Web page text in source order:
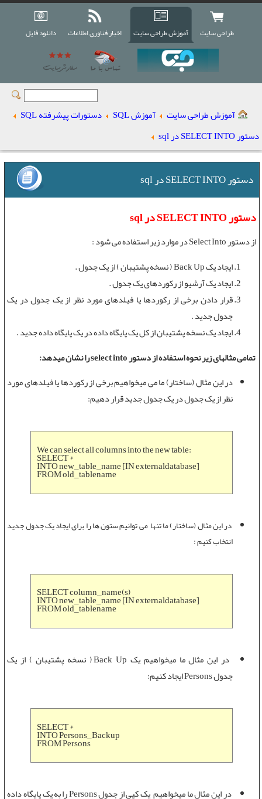
طراحی سایت آموزش طراحی سایت اخبار فناوری اطلاعات دانلود فایل
آموزش طراحی سایت آموزش SQL
دستورات پیشرفته SQL
دستور SELECT INTO در sql
دستور SELECT INTO در sql
دستور SELECT INTO در sql
ازدستور Select Into
در موارد زير استفاده می شود :
ايجاد يک Back Up ( نسخه پشتيبان ) از يک جدول .
ايجاد يک آرشيو از رکوردهای يک جدول .
قرار دادن برخی از رکوردها يا فيلدهای مورد نظر از يک جدول در يک
جدول جديد .
ايجاد يک نسخه پشتيبان از کل يک پايگاه داده در يک پايگاه داده جديد .
تمامی مثالهای زیر نحوه استفاده ازدستور select into
را نشان میدهد:
در این مثال (ساختار) ما می میخواهیم برخی از رکوردها يا فيلدهای مورد
نظر از يک جدول در يک جدول جديد قرار دهیم:
We can select all columns into the new table:
SELECT *
INTO new_table_name [IN externaldatabase]
FROM old_tablename
در این مثال (ساختار) ما تنها می توانیم ستون ها را برای ایجاد یک جدول جدید
انتخاب کنیم :
SELECT column_name(s)
INTO new_table_name [IN externaldatabase]
FROM old_tablename
در این مثال ما میخواهیم يک Back Up ( نسخه پشتيبان ) از يک
جدول Persons ايجاد کنیم:
SELECT *
INTO Persons_Backup
FROM Persons
در این مثال ما میخواهیم يک کپی از جدولPersonsرا به يک پايگاه داده